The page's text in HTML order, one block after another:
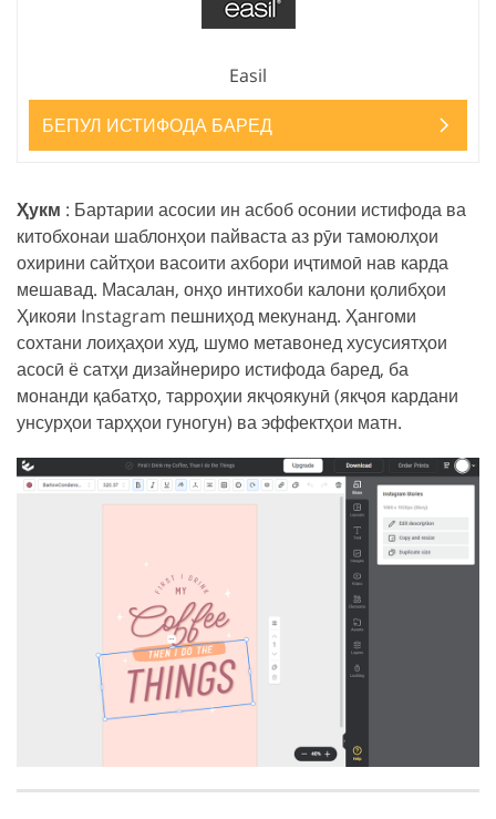
Easil
БЕПУЛ ИСТИФОДА БАРЕД
Ҳукм : Бартарии асосии ин асбоб осонии истифода ва
китобхонаи шаблонҳои пайваста аз рӯи тамоюлҳои
охирини сайтҳои васоити ахбори иҷтимоӣ нав карда
мешавад. Масалан, онҳо интихоби калони қолибҳои
Ҳикояи Instagram пешниҳод мекунанд. Ҳангоми
сохтани лоиҳаҳои худ, шумо метавонед хусусиятҳои
асосӣ ё сатҳи дизайнериро истифода баред, ба
монанди қабатҳо, тарроҳии якҷоякунӣ (якҷоя кардани
унсурҳои тарҳҳои гуногун) ва эффектҳои матн.